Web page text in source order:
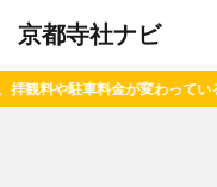
京都寺社ナビ
ありますのでご注意ください。